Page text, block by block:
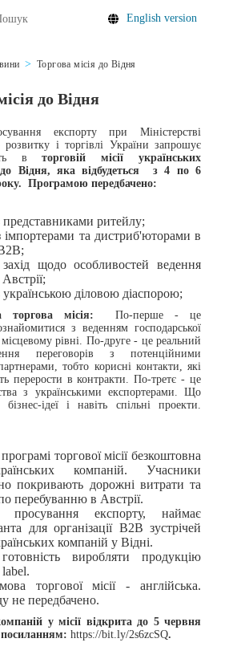
English version
Торгова місія до Відня
до Відня
експорту при Міністерстві
розвитку і торгівлі України запрошує
вторговій місії українських
Відня, яка відбудеться з 4 по 6
Програмою передбачено:
представниками ритейлу;
з імпортерами та дистриб'юторами в
захід щодо особливостей ведення
українською діловою діаспорою;
торгова місія:
По-перше - це
з веденням господарської
місцевому рівні. По-друге - це реальний
переговорів з потенційними
тобто корисні контакти, які
перерости в контракти. По-третє - це
з українськими експортерами. Що
бізнес-ідеї і навіть спільні проекти.
торгової місії безкоштовна
компаній. Учасники
покривають дорожні витрати та
перебуванню в Австрії.
експорту, наймає
для організації В2В зустрічей
компаній у Відні.
виробляти продукцію
торгової місії - англійська.
не передбачено.
у місії відкрита до 5 червня
посиланням: https://bit.ly/2s6zcSQ.